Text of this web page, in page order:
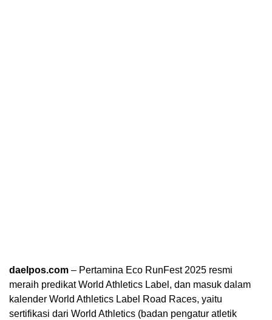
daelpos.com – Pertamina Eco RunFest 2025 resmi
meraih predikat World Athletics Label, dan masuk dalam
kalender World Athletics Label Road Races, yaitu
sertifikasi dari World Athletics (badan pengatur atletik